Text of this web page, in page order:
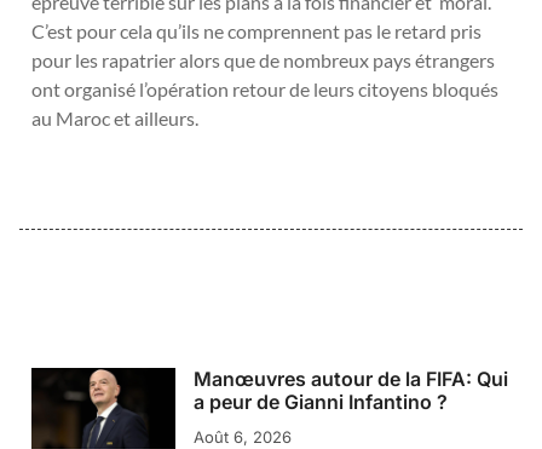
C’est pour cela qu’ils ne comprennent pas le retard pris
pour les rapatrier alors que de nombreux pays étrangers
ont organisé l’opération retour de leurs citoyens bloqués
au Maroc et ailleurs.
Manœuvres autour de la FIFA: Qui
a peur de Gianni Infantino ?
Août 6, 2026